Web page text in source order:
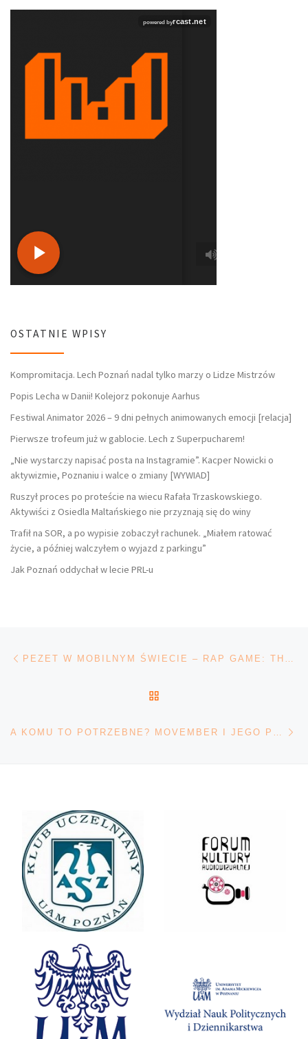
OSTATNIE WPISY
Kompromitacja. Lech Poznań nadal tylko marzy o Lidze Mistrzów
Popis Lecha w Danii! Kolejorz pokonuje Aarhus
Festiwal Animator 2026 – 9 dni pełnych animowanych emocji [relacja]
Pierwsze trofeum już w gablocie. Lech z Superpucharem!
„Nie wystarczy napisać posta na Instagramie”. Kacper Nowicki o
aktywizmie, Poznaniu i walce o zmiany [WYWIAD]
Ruszył proces po proteście na wiecu Rafała Trzaskowskiego.
Aktywiści z Osiedla Maltańskiego nie przyznają się do winy
Trafił na SOR, a po wypisie zobaczył rachunek. „Miałem ratować
życie, a później walczyłem o wyjazd z parkingu”
Jak Poznań oddychał w lecie PRL-u
Nawigacja wpisu